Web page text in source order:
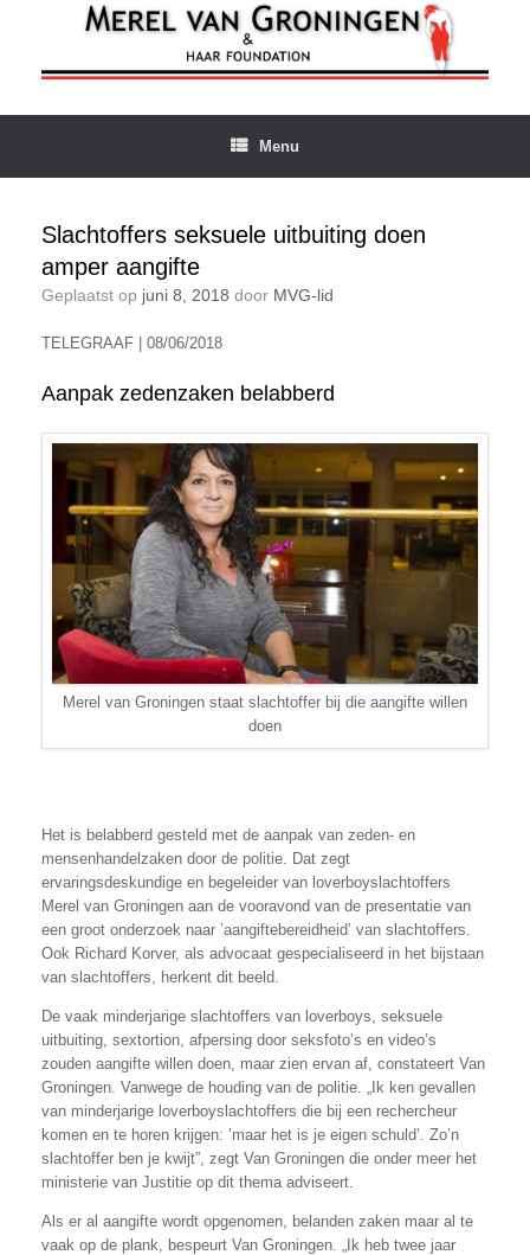
inhoud
Menu
Slachtoffers seksuele uitbuiting doen
amper aangifte
Geplaatst op juni 8, 2018 door MVG-lid
TELEGRAAF | 08/06/2018
Aanpak zedenzaken belabberd
Merel van Groningen staat slachtoffer bij die aangifte willen
doen
Het is belabberd gesteld met de aanpak van zeden- en
mensenhandelzaken door de politie. Dat zegt
ervaringsdeskundige en begeleider van loverboyslachtoffers
Merel van Groningen aan de vooravond van de presentatie van
een groot onderzoek naar ’aangiftebereidheid’ van slachtoffers.
Ook Richard Korver, als advocaat gespecialiseerd in het bijstaan
van slachtoffers, herkent dit beeld.
De vaak minderjarige slachtoffers van loverboys, seksuele
uitbuiting, sextortion, afpersing door seksfoto’s en video’s
zouden aangifte willen doen, maar zien ervan af, constateert Van
Groningen. Vanwege de houding van de politie. „Ik ken gevallen
van minderjarige loverboyslachtoffers die bij een rechercheur
komen en te horen krijgen: ’maar het is je eigen schuld’. Zo’n
slachtoffer ben je kwijt”, zegt Van Groningen die onder meer het
ministerie van Justitie op dit thema adviseert.
Als er al aangifte wordt opgenomen, belanden zaken maar al te
vaak op de plank, bespeurt Van Groningen. „Ik heb twee jaar